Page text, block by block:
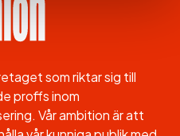
som riktar sig till
proffs inom
Vår ambition är att